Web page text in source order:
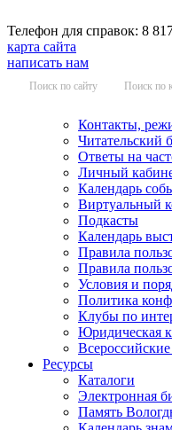
Телефон для справок: 8
карта сайта
написать нам
Поиск по сайту Поиск по
Контакты,
Ответы на
Личный
Календарь
Виртуальный
Подкасты
Календарь
Правила
Правила
Условия и
Политика
Клубы по
Юридическая
Ресурсы
Каталоги
Электронная
Память